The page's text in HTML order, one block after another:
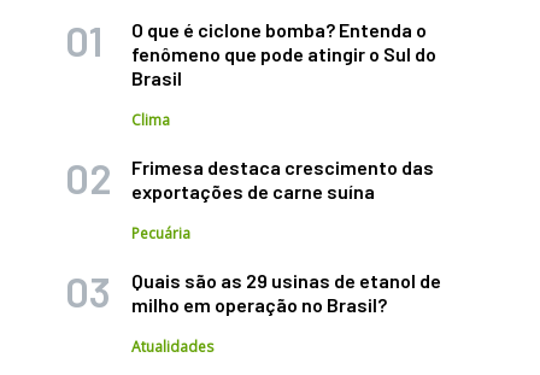
O que é ciclone bomba? Entenda o
fenômeno que pode atingir o Sul do
Brasil
Clima
Frimesa destaca crescimento das
exportações de carne suína
Pecuária
Quais são as 29 usinas de etanol de
milho em operação no Brasil?
Atualidades